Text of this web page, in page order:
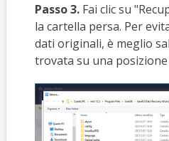
Passo 3.Fai clic su
la cartella persa. Per
dati originali, è meglio
trovata su una posizione